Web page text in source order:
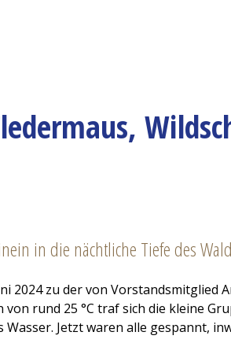
in die nächtliche Tiefe des
2024 zu der von
rund 25 °C traf sich die kleine
Jetzt waren alle gespannt,